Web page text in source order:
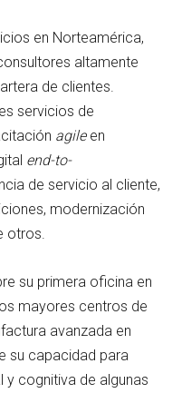
en Norteamérica,
altamente
de clientes.
servicios de
agileen
end-to-
de servicio al cliente,
modernización
otros.
su primera oficina en
mayores centros de
avanzada en
su capacidad para
cognitiva de algunas